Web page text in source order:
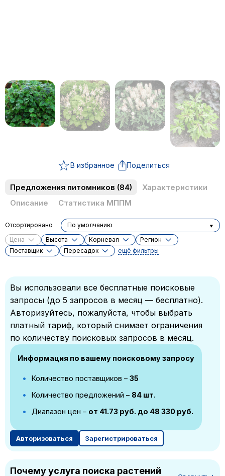
В избранное Поделиться
Предложения питомников (84)
Характеристики
Описание
Статистика МППМ
Цена Высота Корневая
Регион
Поставщик
Пересадок ещё фильтры
Отсортировано По умолчанию
Вы использовали все бесплатные поисковые
запросы (до 5 запросов в месяц — бесплатно).
Авторизуйтесь, пожалуйста, чтобы выбрать
платный тариф, который снимает ограничения
по количеству поисковых запросов в месяц.
Информация по вашему поисковому запросу
Количество поставщиков – 35
Количество предложений – 84 шт.
Диапазон цен – от 41.73 руб. до 48 330 руб.
Авторизоваться Зарегистрироваться
Почему услуга поиска растений